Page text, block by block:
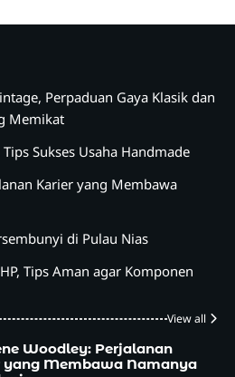
Perpaduan Gaya Klasik dan
Memikat
Sukses Usaha Handmade
Karier yang Membawa
di Pulau Nias
Tips Aman agar Komponen
View all
Woodley: Perjalanan
yang Membawa Namanya